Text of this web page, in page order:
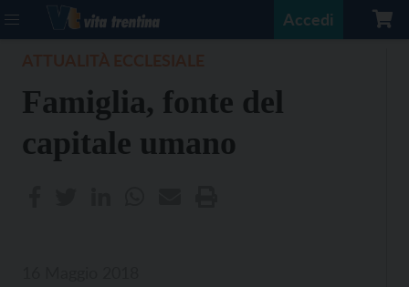
Accedi
Famiglia, fonte del
capitale umano